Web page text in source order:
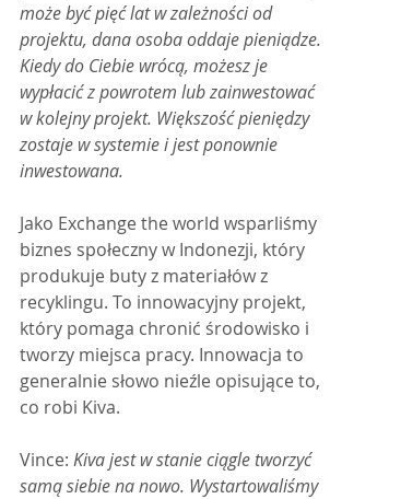
może być pięć lat w zależności od
projektu, dana osoba oddaje pieniądze.
Kiedy do Ciebie wrócą, możesz je
wypłacić z powrotem lub zainwestować
w kolejny projekt. Większość pieniędzy
zostaje w systemie i jest ponownie
inwestowana.
Jako Exchange the world wsparliśmy
biznes społeczny w Indonezji, który
produkuje buty z materiałów z
recyklingu. To innowacyjny projekt,
który pomaga chronić środowisko i
tworzy miejsca pracy. Innowacja to
generalnie słowo nieźle opisujące to,
co robi Kiva.
Vince: Kiva jest w stanie ciągle tworzyć
samą siebie na nowo. Wystartowaliśmy